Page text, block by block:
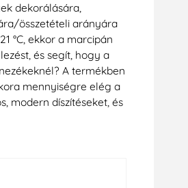
dekorálására,
összetételi arányára
°C, ekkor a marcipán
és segít, hogy a
A termékben
mennyiségre elég a
modern díszítéseket, és